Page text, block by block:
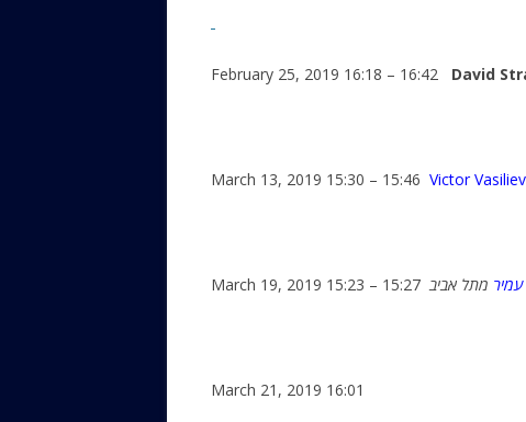
February 25, 2019 16:18 – 16:42 David
March 13, 2019 15:30 – 15:46 Victor Vasiliev
March 19, 2019 15:23 – 15:27 עמיר מתל אביב
March 21, 2019 16:01